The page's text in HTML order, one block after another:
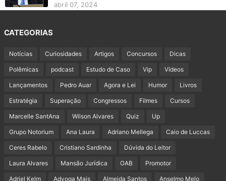
abril 07, 2024
CATEGORIAS
Notícias Curiosidades Artigos Concursos Dicas
Polêmicas podcast Estudo de Caso Vip Vídeos
Lançamentos Pedro Auar Agora e Lei Humor Livros
Estratégia Superação Congressos Filmes Cursos
Marcelle SantAna Wilson Alvares Quiz Up
Grupo Notorium Ana Laura Adriano Mellega Caio de Luccas
Ceres Rabelo Cristiano Sardinha Dúvida do Leitor
Laura Alvares Mansão Jurídica OAB Promotor
Adriel Kelm Advoga Mais Almeida Santos Anselmo Melo